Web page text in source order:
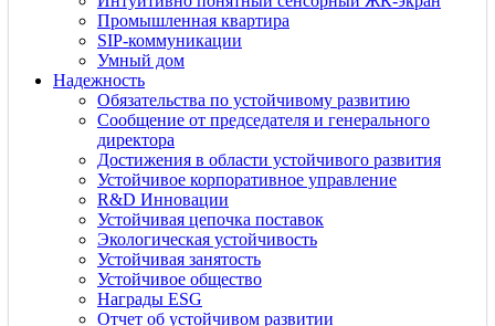
Промышленная квартира
SIP-коммуникации
Умный дом
Надежность
Обязательства по устойчивому развитию
Сообщение от председателя и генерального
директора
Достижения в области устойчивого развития
Устойчивое корпоративное управление
R&D Инновации
Устойчивая цепочка поставок
Экологическая устойчивость
Устойчивая занятость
Устойчивое общество
Награды ESG
Отчет об устойчивом развитии